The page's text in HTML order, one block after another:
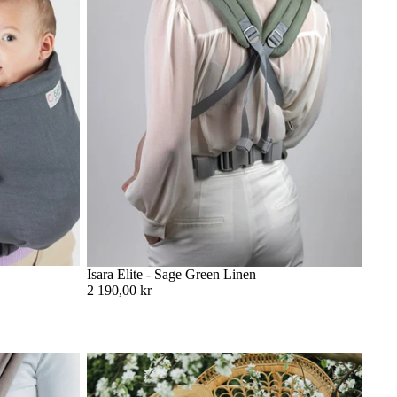
Isara Elite - Sage Green Linen
2 190,00 kr
veta
Storleksguide: Vilken storlek ska jag välja på
min vävda bärsjal?